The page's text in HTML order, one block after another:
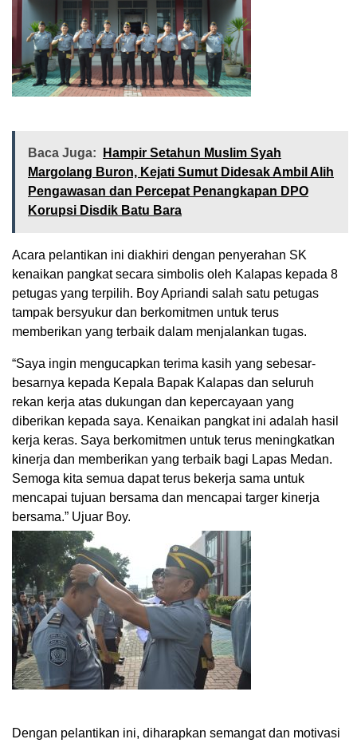
Baca Juga:
Hampir Setahun Muslim Syah
Margolang Buron, Kejati Sumut Didesak Ambil Alih
Pengawasan dan Percepat Penangkapan DPO
Korupsi Disdik Batu Bara
Acara pelantikan ini diakhiri dengan penyerahan SK
kenaikan pangkat secara simbolis oleh Kalapas kepada 8
petugas yang terpilih. Boy Apriandi salah satu petugas
tampak bersyukur dan berkomitmen untuk terus
memberikan yang terbaik dalam menjalankan tugas.
“Saya ingin mengucapkan terima kasih yang sebesar-
besarnya kepada Kepala Bapak Kalapas dan seluruh
rekan kerja atas dukungan dan kepercayaan yang
diberikan kepada saya. Kenaikan pangkat ini adalah hasil
kerja keras. Saya berkomitmen untuk terus meningkatkan
kinerja dan memberikan yang terbaik bagi Lapas Medan.
Semoga kita semua dapat terus bekerja sama untuk
mencapai tujuan bersama dan mencapai targer kinerja
bersama.” Ujuar Boy.
Dengan pelantikan ini, diharapkan semangat dan motivasi